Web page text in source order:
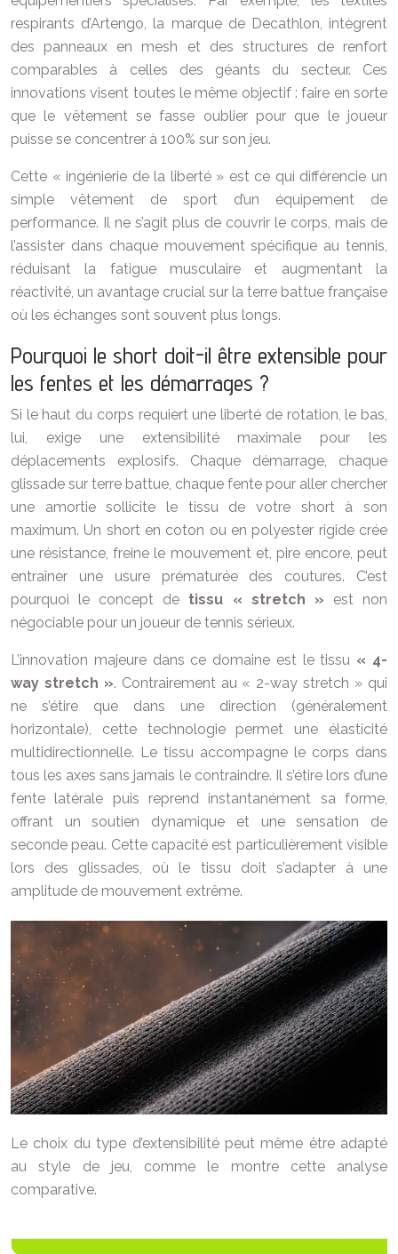
respirants d’Artengo, la marque de Decathlon, intègrent
des panneaux en mesh et des structures de renfort
comparables à celles des géants du secteur. Ces
innovations visent toutes le même objectif : faire en sorte
que le vêtement se fasse oublier pour que le joueur
puisse se concentrer à 100% sur son jeu.
Cette « ingénierie de la liberté » est ce qui différencie un
simple vêtement de sport d’un équipement de
performance. Il ne s’agit plus de couvrir le corps, mais de
l’assister dans chaque mouvement spécifique au tennis,
réduisant la fatigue musculaire et augmentant la
réactivité, un avantage crucial sur la terre battue française
où les échanges sont souvent plus longs.
Pourquoi le short doit-il être extensible pour
les fentes et les démarrages ?
Si le haut du corps requiert une liberté de rotation, le bas,
lui, exige une extensibilité maximale pour les
déplacements explosifs. Chaque démarrage, chaque
glissade sur terre battue, chaque fente pour aller chercher
une amortie sollicite le tissu de votre short à son
maximum. Un short en coton ou en polyester rigide crée
une résistance, freine le mouvement et, pire encore, peut
entraîner une usure prématurée des coutures. C’est
pourquoi le concept de tissu « stretch » est non
négociable pour un joueur de tennis sérieux.
L’innovation majeure dans ce domaine est le tissu « 4-
way stretch ». Contrairement au « 2-way stretch » qui
ne s’étire que dans une direction (généralement
horizontale), cette technologie permet une élasticité
multidirectionnelle. Le tissu accompagne le corps dans
tous les axes sans jamais le contraindre. Il s’étire lors d’une
fente latérale puis reprend instantanément sa forme,
offrant un soutien dynamique et une sensation de
seconde peau. Cette capacité est particulièrement visible
lors des glissades, où le tissu doit s’adapter à une
amplitude de mouvement extrême.
Le choix du type d’extensibilité peut même être adapté
au style de jeu, comme le montre cette analyse
comparative.